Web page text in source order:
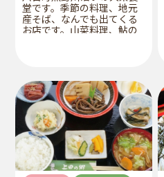
堂です。季節の料理、地元
産そば、なんでも出てくる
お店です。山菜料理、鮎の